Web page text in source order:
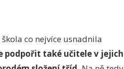
co nejvíce usnadnila
podpořit také učitele v jejich